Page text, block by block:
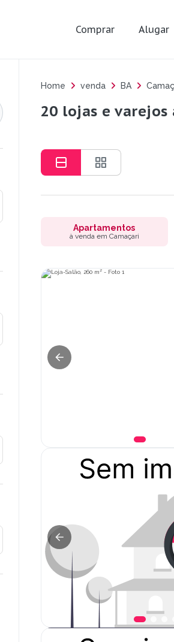
Comprar Alugar
Home venda BA
20 lojas e varejos
Apartamentos
à venda em Camaçari